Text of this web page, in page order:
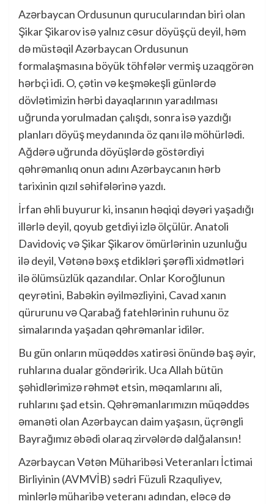
Azərbaycan Ordusunun qurucularından biri olan
Şikar Şikarov isə yalnız cəsur döyüşçü deyil, həm
də müstəqil Azərbaycan Ordusunun
formalaşmasına böyük töhfələr vermiş uzaqgörən
hərbçi idi. O, çətin və keşməkeşli günlərdə
dövlətimizin hərbi dayaqlarının yaradılması
uğrunda yorulmadan çalışdı, sonra isə yazdığı
planları döyüş meydanında öz qanı ilə möhürlədi.
Ağdərə uğrunda döyüşlərdə göstərdiyi
qəhrəmanlıq onun adını Azərbaycanın hərb
tarixinin qızıl səhifələrinə yazdı.
İrfan əhli buyurur ki, insanın həqiqi dəyəri yaşadığı
illərlə deyil, qoyub getdiyi izlə ölçülür. Anatoli
Davidoviç və Şikar Şikarov ömürlərinin uzunluğu
ilə deyil, Vətənə bəxş etdikləri şərəfli xidmətləri
ilə ölümsüzlük qazandılar. Onlar Koroğlunun
qeyrətini, Babəkin əyilməzliyini, Cavad xanın
qürurunu və Qarabağ fatehlərinin ruhunu öz
simalarında yaşadan qəhrəmanlar idilər.
Bu gün onların müqəddəs xatirəsi önündə baş əyir,
ruhlarına dualar göndəririk. Uca Allah bütün
şəhidlərimizə rəhmət etsin, məqamlarını ali,
ruhlarını şad etsin. Qəhrəmanlarımızın müqəddəs
əmanəti olan Azərbaycan daim yaşasın, üçrəngli
Bayrağımız əbədi olaraq zirvələrdə dalğalansın!
Azərbaycan Vətən Müharibəsi Veteranları İctimai
Birliyinin (AVMVİB) sədri Füzuli Rzaquliyev,
minlərlə müharibə veteranı adından, eləcə də